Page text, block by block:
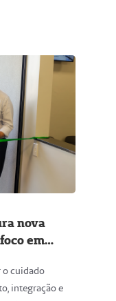
nova
em
o cuidado
integração e